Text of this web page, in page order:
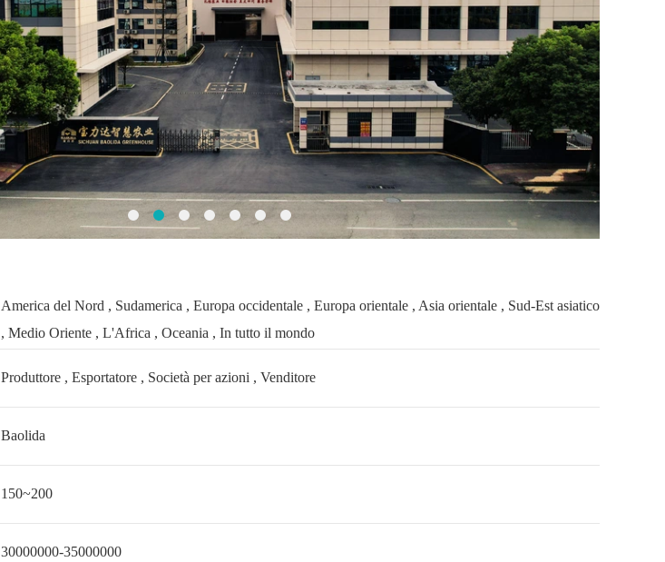
America del Nord , Sudamerica , Europa occidentale , Europa orientale , Asia orientale , Sud-Est asiatico
, Medio Oriente , L'Africa , Oceania , In tutto il mondo
Produttore , Esportatore , Società per azioni , Venditore
Baolida
150~200
30000000-35000000